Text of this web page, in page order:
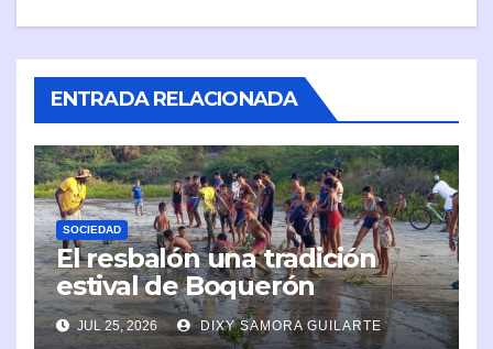
ENTRADA RELACIONADA
SOCIEDAD
El resbalón una tradición
estival de Boquerón
JUL 25, 2026 DIXY SAMORA GUILARTE